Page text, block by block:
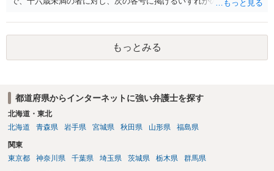
が生まれた日より五年以上前の日に生まれた者に限る。）は、一年以
下の拘禁刑又は五十万円以下の罰金に処する。 一 威迫し、偽計を用
い又は誘惑して面会を要求すること。 二 拒まれたにもかかわらず、
反復して面会を要求すること。 三 金銭その他の利益を供与し、又は
二年以下の拘禁刑又は百万円以下の罰金に処する。
もっとみる
都道府県からインターネットに強い弁護士を探す
北海道・東北
北海道
青森県 岩手県 宮城県 秋田県 山形県 福島県
関東
東京都
神奈川県 千葉県 埼玉県 茨城県 栃木県 群馬県